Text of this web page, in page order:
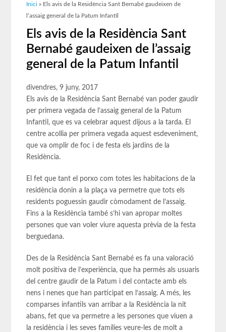
Inici » Els avis de la Residència Sant Bernabé gaudeixen de
l’assaig general de la Patum Infantil
Els avis de la Residència Sant
Bernabé gaudeixen de l’assaig
general de la Patum Infantil
divendres, 9 juny, 2017
Els avis de la Residència Sant Bernabé van poder gaudir
per primera vegada de l’assaig general de la Patum
Infantil, que es va celebrar aquest dijous a la tarda. El
centre acollia per primera vegada aquest esdeveniment,
que va omplir de foc i de festa els jardins de la
Residència.
El fet que tant el porxo com totes les habitacions de la
residència donin a la plaça va permetre que tots els
residents poguessin gaudir còmodament de l’assaig.
Fins a la Residència també s’hi van apropar moltes
persones que van voler viure aquesta prèvia de la festa
berguedana.
Des de la Residència Sant Bernabé es fa una valoració
molt positiva de l’experiència, que ha permès als usuaris
del centre gaudir de la Patum i del contacte amb els
nens i nenes que han participat en l’assaig. A més, les
comparses infantils van arribar a la Residència la nit
abans, fet que va permetre a les persones que viuen a
la residència i les seves famílies veure-les de molt a